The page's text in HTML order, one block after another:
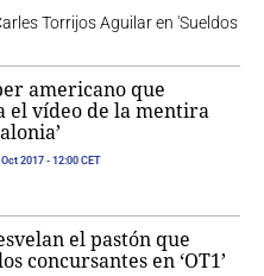
Torrijos Aguilar en 'Sueldos
americano que
el vídeo de la mentira
Oct 2017- 12:00 CET
el pastón que
concursantes en ‘OT1’